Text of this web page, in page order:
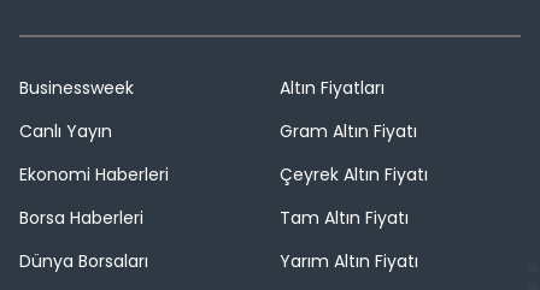
Businessweek
Canlı Yayın
Ekonomi Haberleri
Borsa Haberleri
Dünya Borsaları
Altın Fiyatları
Gram Altın Fiyatı
Çeyrek Altın Fiyatı
Tam Altın Fiyatı
Yarım Altın Fiyatı